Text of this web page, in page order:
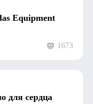
Equipment
1673
для сердца